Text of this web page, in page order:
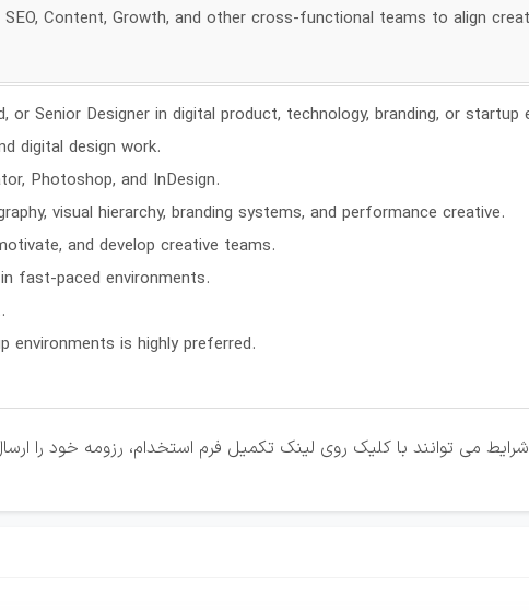
Content, Growth, and other cross-functional teams to align
or Senior Designer in digital product, technology, branding, or startup
digital design work.
Photoshop, and InDesign.
visual hierarchy, branding systems, and performance creative.
and develop creative teams.
fast-paced environments.
environments is highly preferred.
می توانند با کلیک روی لینک تکمیل فرم استخدام، رزومه خود را